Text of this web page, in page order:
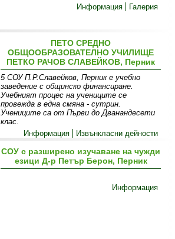
Информация
Галерия
ПЕТО СРЕДНО
ОБЩООБРАЗОВАТЕЛНО УЧИЛИЩЕ
ПЕТКО РАЧОВ СЛАВЕЙКОВ, Перник
5 СОУ П.Р.Славейков, Перник е учебно
заведение с общинско финансиране.
Учебният процес на учениците се
провежда в една смяна - сутрин.
Учениците са от Първи до Дванандесети
клас.
Информация
Извънкласни дейности
СОУ с разширено изучаване на чужди
езици Д-р Петър Берон, Перник
Информация